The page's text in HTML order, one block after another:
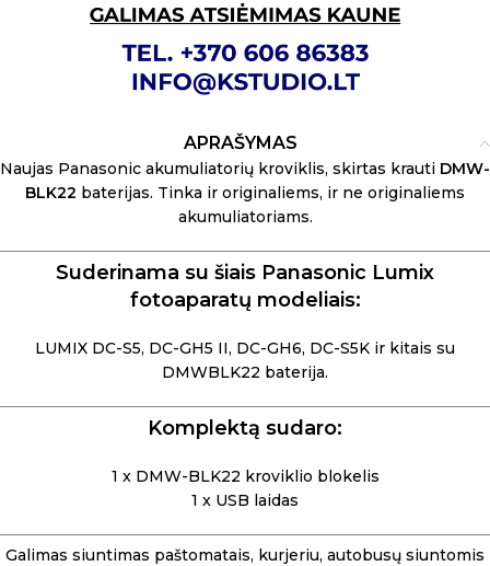
APRAŠYMAS
Naujas Panasonic akumuliatorių kroviklis, skirtas krauti DMW-
BLK22 baterijas. Tinka ir originaliems, ir ne originaliems
akumuliatoriams.
Suderinama su šiais Panasonic Lumix
fotoaparatų modeliais:
LUMIX DC-S5, DC-GH5 II, DC-GH6, DC-S5K ir kitais su
DMWBLK22 baterija.
Komplektą sudaro:
1 x DMW-BLK22 kroviklio blokelis
1 x USB laidas
Galimas siuntimas paštomatais, kurjeriu, autobusų siuntomis